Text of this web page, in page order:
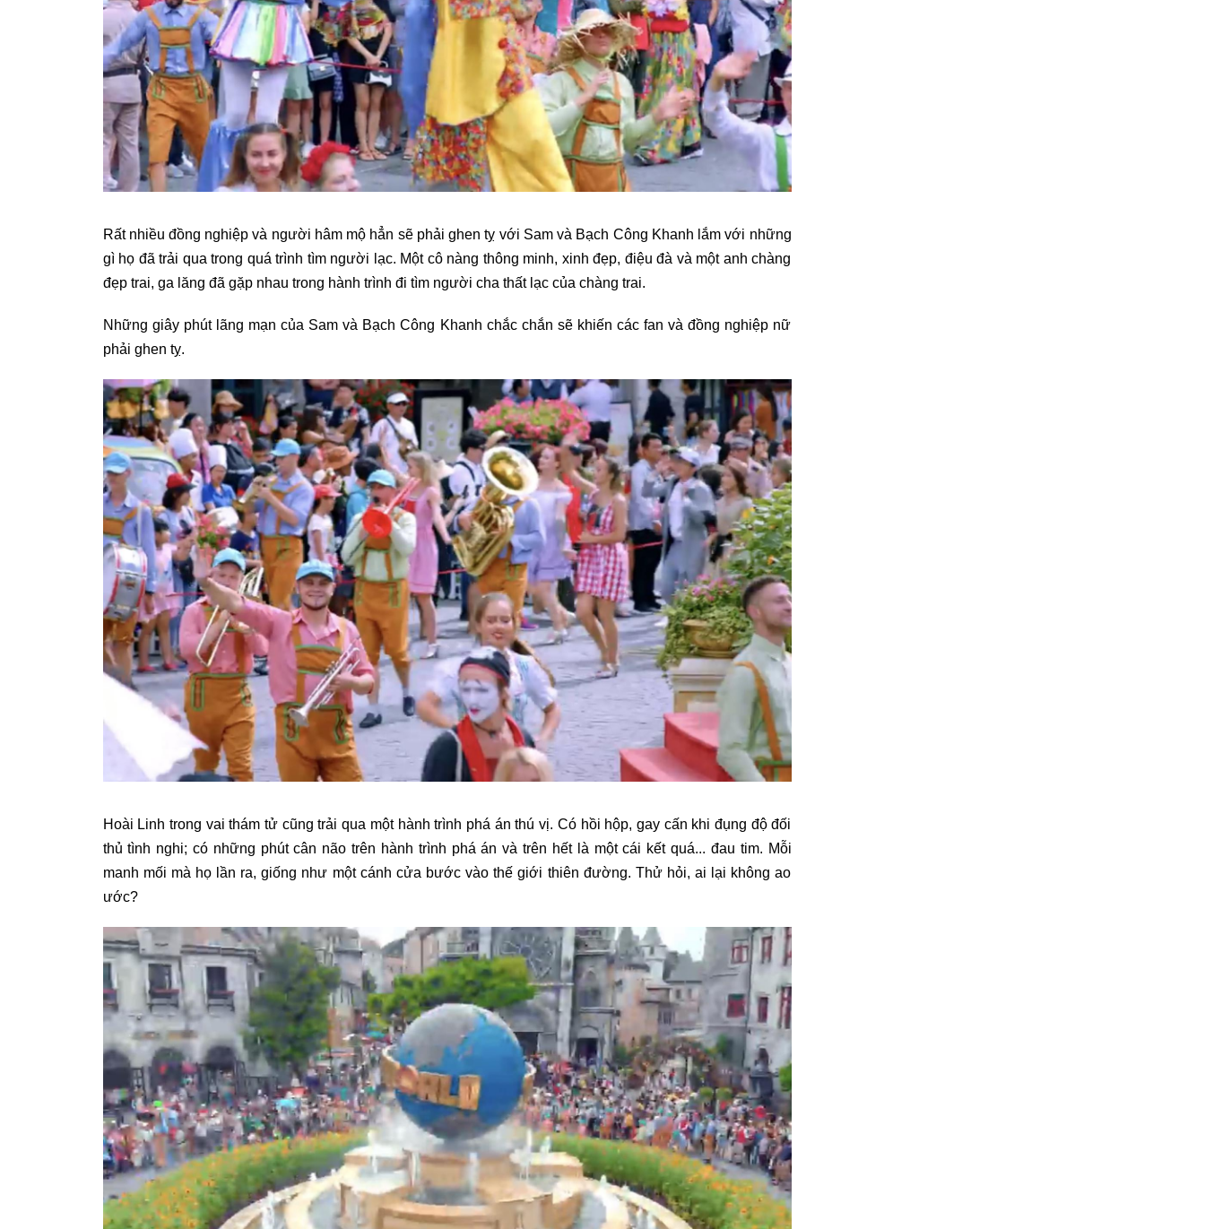
Rất nhiều đồng nghiệp và người hâm mộ hẳn sẽ phải ghen tỵ với Sam và Bạch Công Khanh lắm với những
gì họ đã trải qua trong quá trình tìm người lạc. Một cô nàng thông minh, xinh đẹp, điệu đà và một anh chàng
đẹp trai, ga lăng đã gặp nhau trong hành trình đi tìm người cha thất lạc của chàng trai.
Những giây phút lãng mạn của Sam và Bạch Công Khanh chắc chắn sẽ khiến các fan và đồng nghiệp nữ
phải ghen tỵ.
Hoài Linh trong vai thám tử cũng trải qua một hành trình phá án thú vị. Có hồi hộp, gay cấn khi đụng độ đối
thủ tình nghi; có những phút cân não trên hành trình phá án và trên hết là một cái kết quá... đau tim. Mỗi
manh mối mà họ lần ra, giống như một cánh cửa bước vào thế giới thiên đường. Thử hỏi, ai lại không ao
ước?